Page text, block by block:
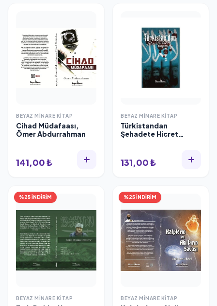
BEYAZ MINARE KITAP
Cihad Müdafaası,
Ömer Abdurrahman
141,00 ₺
BEYAZ MINARE KITAP
Türkistandan
Şehadete Hicret
131,00 ₺
%25 İNDİRİM
BEYAZ MINARE KITAP
%25 İNDİRİM
BEYAZ MINARE KITAP